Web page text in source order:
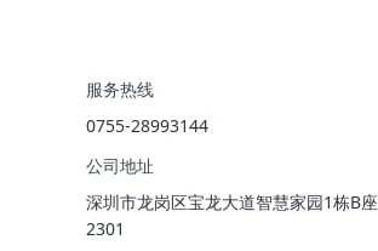
服务热线
0755-28993144
公司地址
深圳市龙岗区宝龙大道智慧家园1栋B座
2301